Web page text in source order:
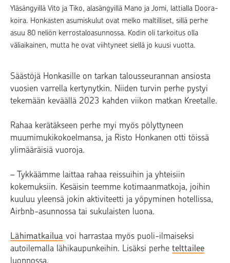
Yläsängyillä Vito ja Tiko, alasängyillä Mano ja Jomi, lattialla Doora-
koira. Honkasten asumiskulut ovat melko maltilliset, sillä perhe
asuu 80 neliön kerrostaloasunnossa. Kodin oli tarkoitus olla
väliaikainen, mutta he ovat viihtyneet siellä jo kuusi vuotta.
Säästöjä Honkasille on tarkan talousseurannan ansiosta
vuosien varrella kertynytkin. Niiden turvin perhe pystyi
tekemään keväällä 2023 kahden viikon matkan Kreetalle.
Rahaa kerätäkseen perhe myi myös pölyttyneen
muumimukikokoelmansa, ja Risto Honkanen otti töissä
ylimääräisiä vuoroja.
– Tykkäämme laittaa rahaa reissuihin ja yhteisiin
kokemuksiin. Kesäisin teemme kotimaanmatkoja, joihin
kuuluu yleensä jokin aktiviteetti ja yöpyminen hotellissa,
Airbnb-asunnossa tai sukulaisten luona.
Lähimatkailua voi harrastaa myös puoli-ilmaiseksi
autoilemalla lähikaupunkeihin. Lisäksi perhe telttailee
luonnossa.